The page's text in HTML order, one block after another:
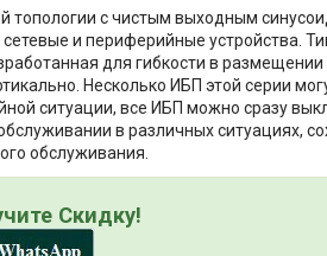
топологии с чистым выходным
и периферийные устройства.
для гибкости в размещении
Несколько ИБП этой серии
ситуации, все ИБП можно сразу
в различных ситуациях,
обслуживания.
Скидку!